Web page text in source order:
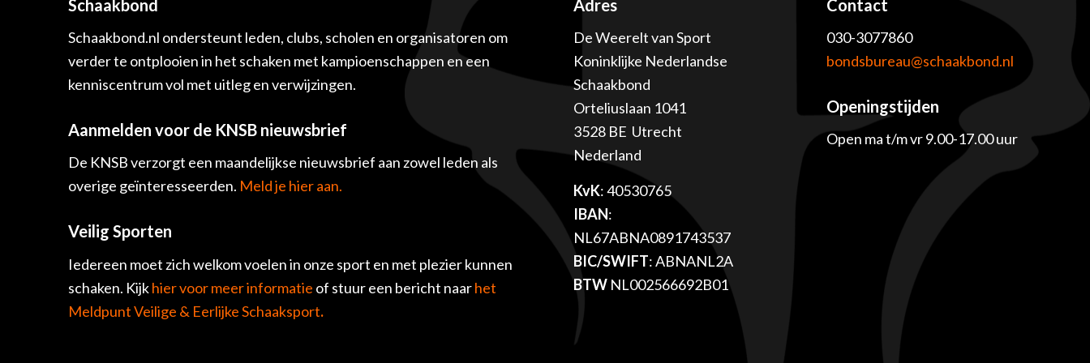
Schaakbond
Schaakbond.nl ondersteunt leden, clubs, scholen en organisatoren om
verder te ontplooien in het schaken met kampioenschappen en een
kenniscentrum vol met uitleg en verwijzingen.
Aanmelden voor de KNSB nieuwsbrief
De KNSB verzorgt een maandelijkse nieuwsbrief aan zowel leden als
overige geïnteresseerden. Meld je hier aan.
Veilig Sporten
Iedereen moet zich welkom voelen in onze sport en met plezier kunnen
schaken. Kijkhier voor meer informatie of stuur een bericht naarhet
Meldpunt Veilige & Eerlijke Schaaksport.
Adres
De Weerelt van Sport
Koninklijke Nederlandse
Schaakbond
Orteliuslaan 1041
3528 BE Utrecht
Nederland
KvK: 40530765
IBAN:
NL67ABNA0891743537
BIC/SWIFT: ABNANL2A
BTW NL002566692B01
Contact
030-3077860
bondsbureau@schaakbond.nl
Openingstijden
Open ma t/m vr 9.00-17.00 uur